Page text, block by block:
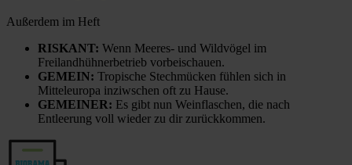
Außerdem im Heft
RISKANT: Wenn Meeres- und Wildvögel im
Freilandhühnerbetrieb vorbeischauen.
GEMEIN: Tropische Stechmücken fühlen sich in
Mitteleuropa inziwschen oft zu Hause.
GEMEINER: Es gibt nun Weinflaschen, die nach
Entleerung voll wieder zu dir zurückkommen.